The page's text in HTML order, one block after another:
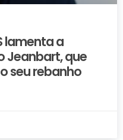
lamenta a
Jeanbart, que
seu rebanho